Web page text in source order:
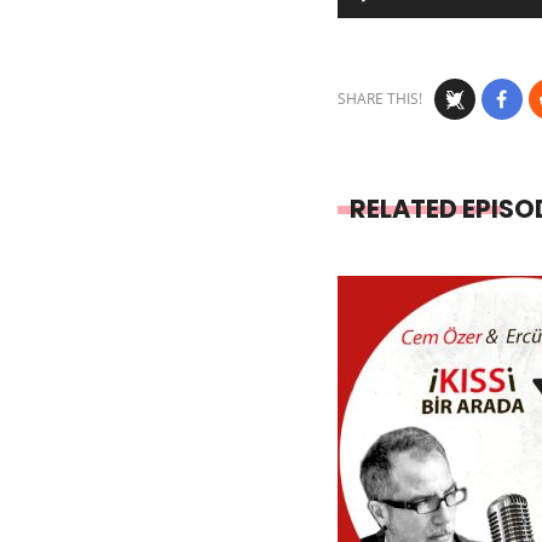
Player
SHARE THIS!
RELATED